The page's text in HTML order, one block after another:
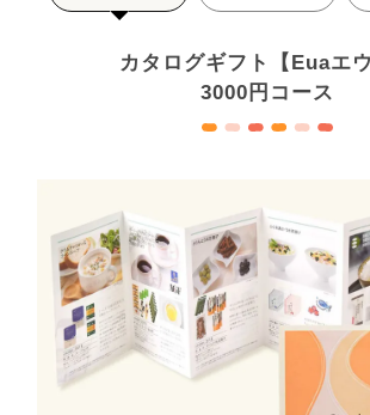
カタログギフト【Euaエウ
3000円コース